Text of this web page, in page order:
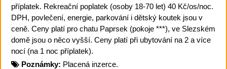
příplatek. Rekreační poplatek (osoby 18-70 let) 40 Kč/os/noc.
DPH, povlečení, energie, parkování i dětský koutek jsou v
ceně. Ceny platí pro chatu Paprsek (pokoje ***), ve Slezském
domě jsou o něco vyšší. Ceny platí při ubytování na 2 a více
nocí (na 1 noc příplatek).
Poznámky: Placená inzerce.